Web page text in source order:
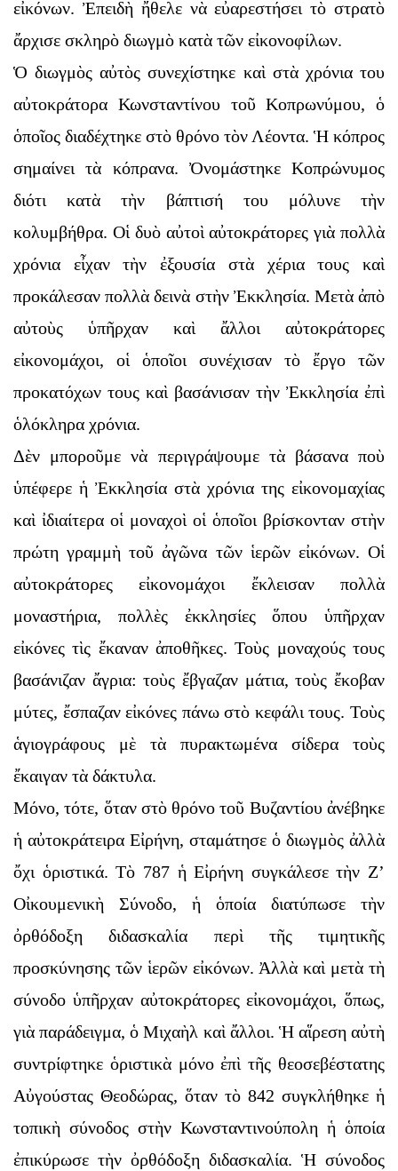
εἰκόνων. Ἐπειδὴ ἤθελε νὰ εὐαρεστήσει τὸ στρατὸ
ἄρχισε σκληρὸ διωγμὸ κατὰ τῶν εἰκονοφίλων.
Ὁ διωγμὸς αὐτὸς συνεχίστηκε καὶ στὰ χρόνια του
αὐτοκράτορα Κωνσταντίνου τοῦ Κοπρωνύμου, ὁ
ὁποῖος διαδέχτηκε στὸ θρόνο τὸν Λέοντα. Ἡ κόπρος
σημαίνει τὰ κόπρανα. Ὀνομάστηκε Κοπρώνυμος
διότι κατὰ τὴν βάπτισή του μόλυνε τὴν
κολυμβήθρα. Οἱ δυὸ αὐτοὶ αὐτοκράτορες γιὰ πολλὰ
χρόνια εἶχαν τὴν ἐξουσία στὰ χέρια τους καὶ
προκάλεσαν πολλὰ δεινὰ στὴν Ἐκκλησία. Μετὰ ἀπὸ
αὐτοὺς ὑπῆρχαν καὶ ἄλλοι αὐτοκράτορες
εἰκονομάχοι, οἱ ὁποῖοι συνέχισαν τὸ ἔργο τῶν
προκατόχων τους καὶ βασάνισαν τὴν Ἐκκλησία ἐπὶ
ὁλόκληρα χρόνια.
Δὲν μποροῦμε νὰ περιγράψουμε τὰ βάσανα ποὺ
ὑπέφερε ἡ Ἐκκλησία στὰ χρόνια της εἰκονομαχίας
καὶ ἰδιαίτερα οἱ μοναχοὶ οἱ ὁποῖοι βρίσκονταν στὴν
πρώτη γραμμὴ τοῦ ἀγῶνα τῶν ἱερῶν εἰκόνων. Οἱ
αὐτοκράτορες εἰκονομάχοι ἔκλεισαν πολλὰ
μοναστήρια, πολλὲς ἐκκλησίες ὅπου ὑπῆρχαν
εἰκόνες τὶς ἔκαναν ἀποθῆκες. Τοὺς μοναχούς τους
βασάνιζαν ἄγρια: τοὺς ἔβγαζαν μάτια, τοὺς ἔκοβαν
μύτες, ἔσπαζαν εἰκόνες πάνω στὸ κεφάλι τους. Τοὺς
ἁγιογράφους μὲ τὰ πυρακτωμένα σίδερα τοὺς
ἔκαιγαν τὰ δάκτυλα.
Μόνο, τότε, ὅταν στὸ θρόνο τοῦ Βυζαντίου ἀνέβηκε
ἡ αὐτοκράτειρα Εἰρήνη, σταμάτησε ὁ διωγμὸς ἀλλὰ
ὄχι ὁριστικά. Τὸ 787 ἡ Εἰρήνη συγκάλεσε τὴν Ζ’
Οἰκουμενικὴ Σύνοδο, ἡ ὁποία διατύπωσε τὴν
ὀρθόδοξη διδασκαλία περὶ τῆς τιμητικῆς
προσκύνησης τῶν ἱερῶν εἰκόνων. Ἀλλὰ καὶ μετὰ τὴ
σύνοδο ὑπῆρχαν αὐτοκράτορες εἰκονομάχοι, ὅπως,
γιὰ παράδειγμα, ὁ Μιχαὴλ καὶ ἄλλοι. Ἡ αἵρεση αὐτὴ
συντρίφτηκε ὁριστικὰ μόνο ἐπὶ τῆς θεοσεβέστατης
Αὐγούστας Θεοδώρας, ὅταν τὸ 842 συγκλήθηκε ἡ
τοπικὴ σύνοδος στὴν Κωνσταντινούπολη ἡ ὁποία
ἐπικύρωσε τὴν ὀρθόδοξη διδασκαλία. Ἡ σύνοδος